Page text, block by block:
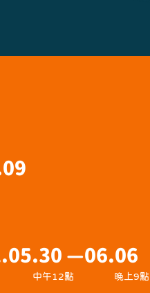
—06.06
中午12點 晚上9點